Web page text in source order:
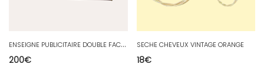
E
NSEIGNE PUBLICITAIRE DOUBLE FACE des stylos PARKER très bon état de 1960
200€
SECHE CHEVEUX VINTAGE ORANGE
18€